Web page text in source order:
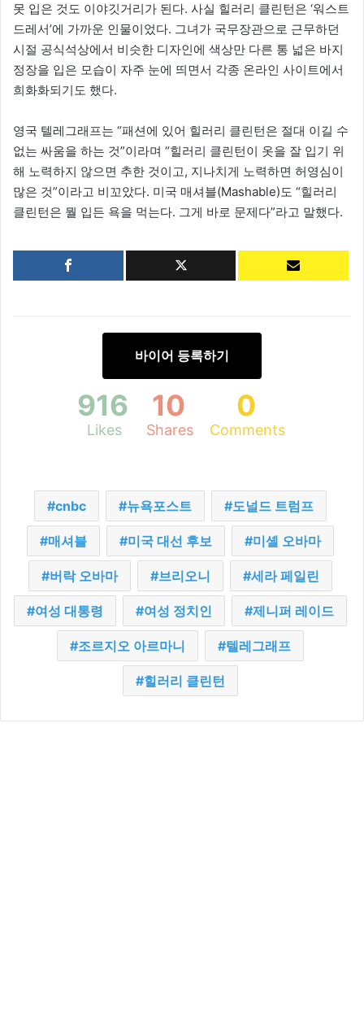
못 입은 것도 이야깃거리가 된다. 사실 힐러리 클린턴은 ‘워스트
드레서’에 가까운 인물이었다. 그녀가 국무장관으로 근무하던
시절 공식석상에서 비슷한 디자인에 색상만 다른 통 넓은 바지
정장을 입은 모습이 자주 눈에 띄면서 각종 온라인 사이트에서
희화화되기도 했다.
영국 텔레그래프는 “패션에 있어 힐러리 클린턴은 절대 이길 수
없는 싸움을 하는 것”이라며 “힐러리 클린턴이 옷을 잘 입기 위
해 노력하지 않으면 추한 것이고, 지나치게 노력하면 허영심이
많은 것”이라고 비꼬았다. 미국 매셔블(Mashable)도 “힐러리
클린턴은 뭘 입든 욕을 먹는다. 그게 바로 문제다”라고 말했다.
바이어 등록하기
916
Likes
10
Shares
0
Comments
cnbc 뉴욕포스트 도널드 트럼프
매셔블 미국 대선 후보 미셸 오바마
버락 오바마 브리오니 세라 페일린
여성 대통령 여성 정치인 제니퍼 레이드
조르지오 아르마니 텔레그래프
힐러리 클린턴